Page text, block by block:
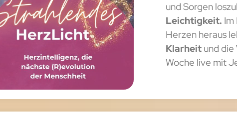
und Sorgen
Leichtigkeit. Im
Herzen heraus
Klarheitund die
Woche live mit